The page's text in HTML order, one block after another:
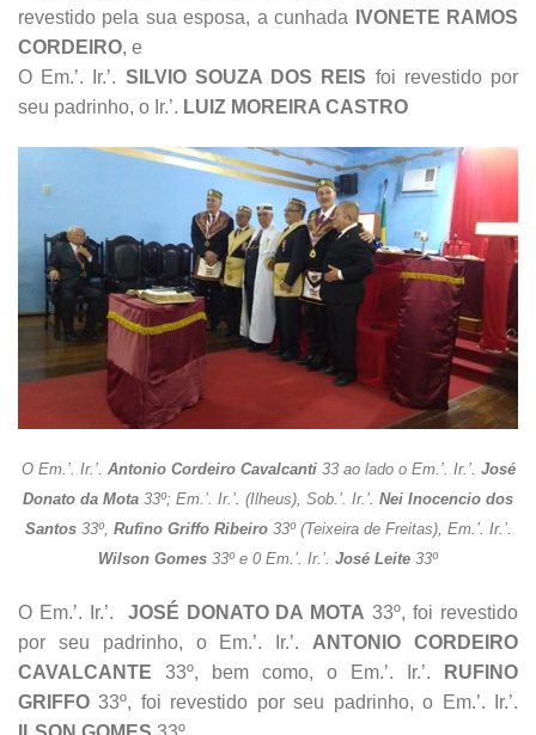
revestido pela sua esposa, a cunhada IVONETE RAMOS
CORDEIRO, e
O Em.’. Ir.’. SILVIO SOUZA DOS REIS foi revestido por
seu padrinho, o Ir.’. LUIZ MOREIRA CASTRO
O Em.’. Ir.’. Antonio Cordeiro Cavalcanti33 ao lado o Em.’. Ir.’. José
Donato da Mota 33º; Em.’. Ir.’. (Ilheus), Sob.’. Ir.’. Nei Inocencio dos
Santos33º, Rufino Griffo Ribeiro33º (Teixeira de Freitas), Em.’. Ir.’.
Wilson Gomes 33º e 0 Em.’. Ir.’. José Leite 33º
O Em.’. Ir.’. JOSÉ DONATO DA MOTA 33º, foi revestido
por seu padrinho, o Em.’. Ir.’. ANTONIO CORDEIRO
CAVALCANTE 33º, bem como, o Em.’. Ir.’.
RUFINO
GRIFFO 33º, foi revestido por seu padrinho, o Em.’. Ir.’.